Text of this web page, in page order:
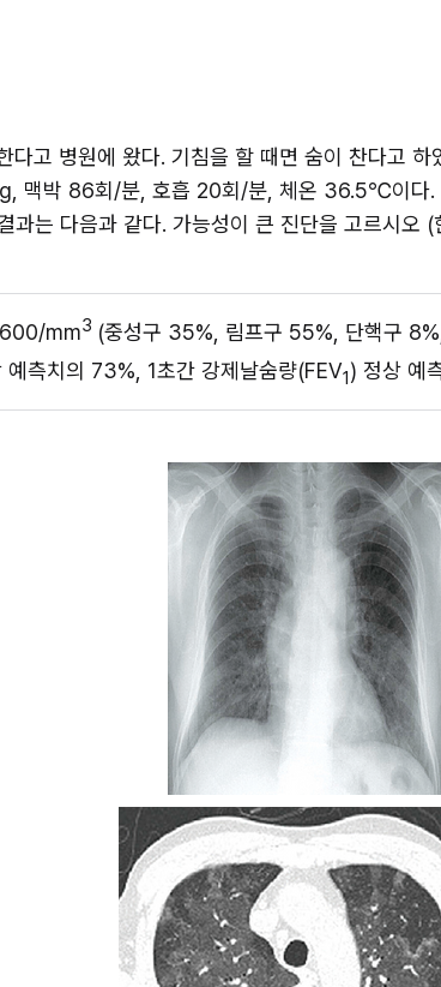
다고 병원에 왔다. 기침을 할 때면 숨이 찬다고
맥박 86회/분, 호흡 20회/분, 체온 36.5℃이다.
과는 다음과 같다. 가능성이 큰 진단을 고르시오 (
mm3 (중성구 35%, 림프구 55%, 단핵구
측치의 73%, 1초간 강제날숨량(FEV1) 정상 예